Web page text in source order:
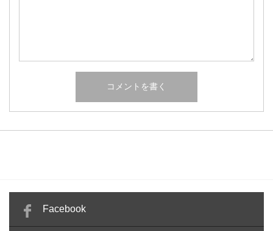
Facebook